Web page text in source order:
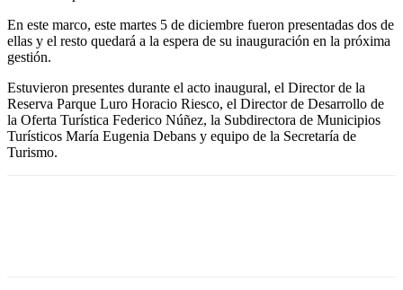
En este marco, este martes 5 de diciembre fueron presentadas dos de
ellas y el resto quedará a la espera de su inauguración en la próxima
gestión.
Estuvieron presentes durante el acto inaugural, el Director de la
Reserva Parque Luro Horacio Riesco, el Director de Desarrollo de
la Oferta Turística Federico Núñez, la Subdirectora de Municipios
Turísticos María Eugenia Debans y equipo de la Secretaría de
Turismo.